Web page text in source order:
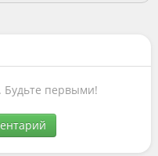
Будьте первыми!